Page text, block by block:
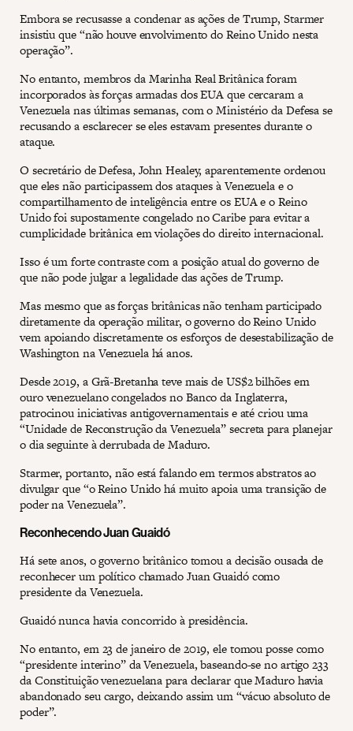
Embora se recusasse a condenar as ações de Trump, Starmer
insistiu que “não houve envolvimento do Reino Unido nesta
operação”.
No entanto, membros da Marinha Real Britânica foram
incorporados às forças armadas dos EUA que cercaram a
Venezuela nas últimas semanas, com o Ministério da Defesa se
recusando a esclarecer se eles estavam presentes durante o
ataque.
O secretário de Defesa, John Healey, aparentemente ordenou
que eles não participassem dos ataques à Venezuela e o
compartilhamento de inteligência entre os EUA e o Reino
Unido foi supostamente congelado no Caribe para evitar a
cumplicidade britânica em violações do direito internacional.
Isso é um forte contraste com a posição atual do governo de
que não pode julgar a legalidade das ações de Trump.
Mas mesmo que as forças britânicas não tenham participado
diretamente da operação militar, o governo do Reino Unido
vem apoiando discretamente os esforços de desestabilização de
Washington na Venezuela há anos.
Desde 2019, a Grã-Bretanha teve mais de US$2 bilhões em
ouro venezuelano congelados no Banco da Inglaterra,
patrocinou iniciativas antigovernamentais e até criou uma
“Unidade de Reconstrução da Venezuela” secreta para planejar
o dia seguinte à derrubada de Maduro.
Starmer, portanto, não está falando em termos abstratos ao
divulgar que “o Reino Unido há muito apoia uma transição de
poder na Venezuela”.
Reconhecendo Juan Guaidó
Há sete anos, o governo britânico tomou a decisão ousada de
reconhecer um político chamado Juan Guaidó como
presidente da Venezuela.
Guaidó nunca havia concorrido à presidência.
No entanto, em 23 de janeiro de 2019, ele tomou posse como
“presidente interino” da Venezuela, baseando-se no artigo 233
da Constituição venezuelana para declarar que Maduro havia
abandonado seu cargo, deixando assim um “vácuo absoluto de
poder”.